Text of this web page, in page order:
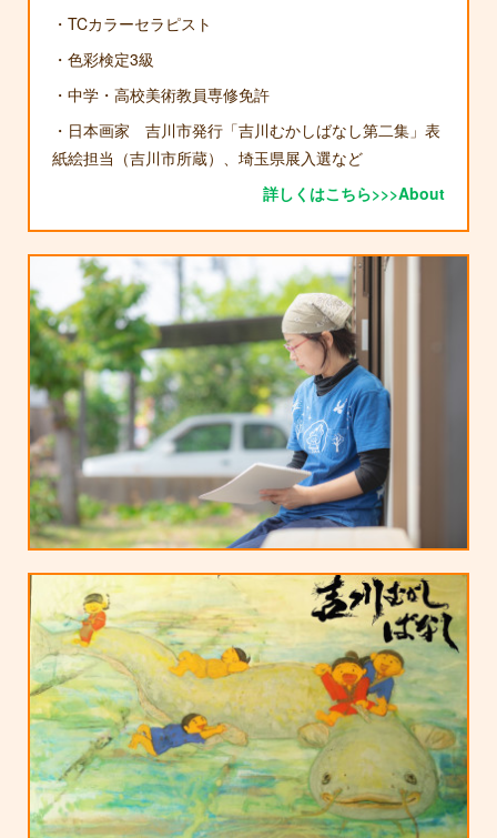
・TCカラーセラピスト
・色彩検定3級
・中学・高校美術教員専修免許
・日本画家 吉川市発行「吉川むかしばなし第二集」表
紙絵担当（吉川市所蔵）、埼玉県展入選など
詳しくはこちら>>>About